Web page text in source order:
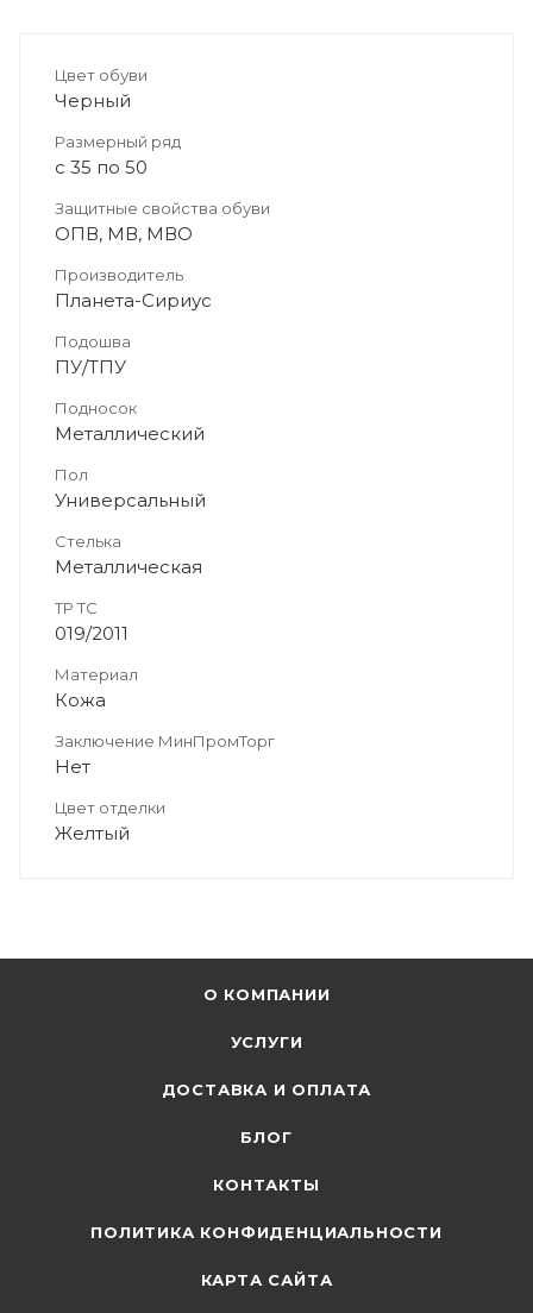
Цвет обуви
Черный
Размерный ряд
с 35 по 50
Защитные свойства обуви
ОПВ, МВ, МВО
Производитель
Планета-Сириус
Подошва
ПУ/ТПУ
Подносок
Металлический
Пол
Универсальный
Стелька
Металлическая
ТР ТС
019/2011
Материал
Кожа
Заключение МинПромТорг
Нет
Цвет отделки
Желтый
О КОМПАНИИ
УСЛУГИ
ДОСТАВКА И ОПЛАТА
БЛОГ
КОНТАКТЫ
ПОЛИТИКА КОНФИДЕНЦИАЛЬНОСТИ
КАРТА САЙТА